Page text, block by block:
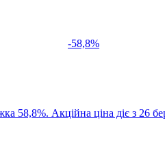
-58,8%
58,8%. Акційна ціна діє з 26